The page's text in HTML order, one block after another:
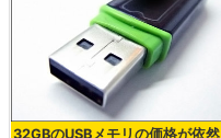
32GBのUSBメモリの価格が依然